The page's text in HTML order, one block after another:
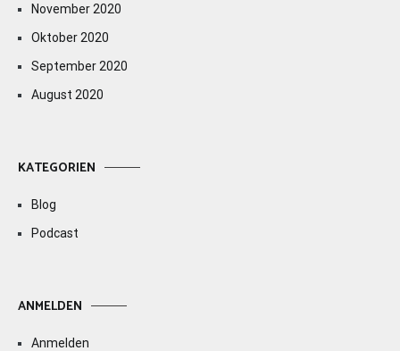
November 2020
Oktober 2020
September 2020
August 2020
KATEGORIEN
Blog
Podcast
ANMELDEN
Anmelden